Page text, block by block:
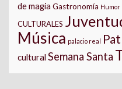
de magia Gastronomía Humor
CULTURALES
Música palacio real
cultural Semana Santa